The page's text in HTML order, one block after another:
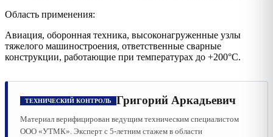
Область применения:
Авиация, оборонная техника, высоконагруженные узлы
тяжелого машиностроения, ответственные сварные
конструкции, работающие при температурах до +200°C.
ТЕХНИЧЕСКИЙ КОНТРОЛЬ Григорий Аркадьевич
Материал верифицирован ведущим техническим специалистом
ООО «УТМК». Эксперт с 5-летним стажем в области